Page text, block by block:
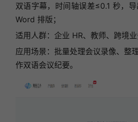
双语字幕，时间轴误差≤0.1 秒，导
Word 排版；
适用人群：企业 HR、教师、跨境业
应用场景：批量处理会议录像、整
作双语会议纪要。